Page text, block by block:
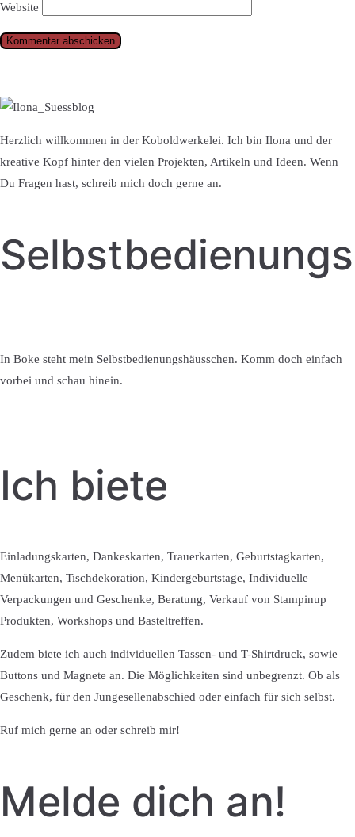
Website
Herzlich willkommen in der Koboldwerkelei. Ich bin Ilona und der
kreative Kopf hinter den vielen Projekten, Artikeln und Ideen. Wenn
Du Fragen hast, schreib mich doch gerne an.
In Boke steht mein Selbstbedienungshäusschen. Komm doch einfach
vorbei und schau hinein.
Ich biete
Einladungskarten, Dankeskarten, Trauerkarten, Geburtstagkarten,
Menükarten, Tischdekoration, Kindergeburtstage, Individuelle
Verpackungen und Geschenke, Beratung, Verkauf von Stampinup
Produkten, Workshops und Basteltreffen.
Zudem biete ich auch individuellen Tassen- und T-Shirtdruck, sowie
Buttons und Magnete an. Die Möglichkeiten sind unbegrenzt. Ob als
Geschenk, für den Jungesellenabschied oder einfach für sich selbst.
Ruf mich gerne an oder schreib mir!
Melde dich an!